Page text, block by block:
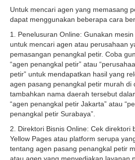
Untuk mencari agen yang memasang
dapat menggunakan beberapa cara
1. Penelusuran Online: Gunakan
untuk mencari agen atau perusahaan
pemasangan penangkal petir. Coba
“agen penangkal petir” atau
petir” untuk mendapatkan hasil yang
agen pasang penangkal petir murah di
tambahkan nama daerah tersebut
“agen penangkal petir Jakarta” atau
penangkal petir Surabaya”.
2. Direktori Bisnis Online: Cek direktori
Yellow Pages atau platform serupa
tentang agen pasang penangkal petir